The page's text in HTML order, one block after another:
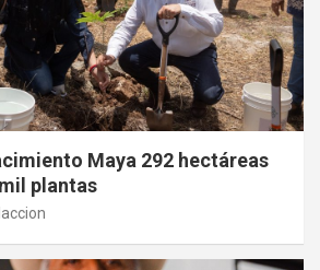
Maya 292 hectáreas
plantas